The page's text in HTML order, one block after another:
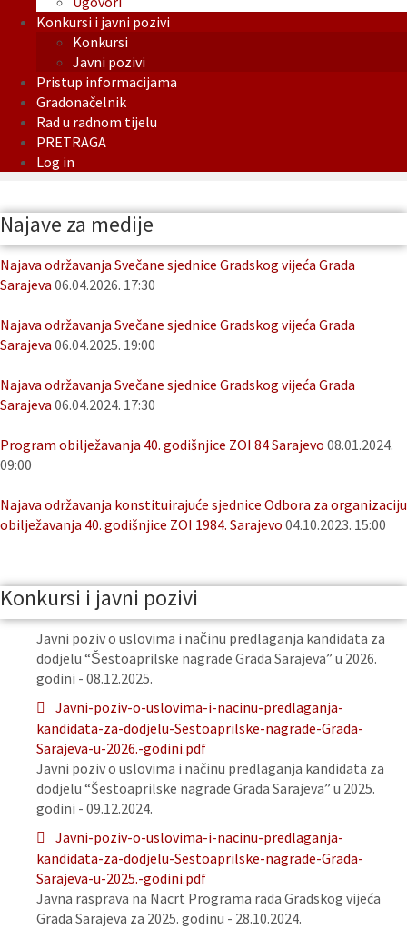
Konkursi i javni pozivi
Konkursi
Javni pozivi
Pristup informacijama
Gradonačelnik
Rad u radnom tijelu
PRETRAGA
Log in
Najave za medije
Najava održavanja Svečane sjednice Gradskog vijeća Grada
Sarajeva 06.04.2026. 17:30
Najava održavanja Svečane sjednice Gradskog vijeća Grada
Sarajeva 06.04.2025. 19:00
Najava održavanja Svečane sjednice Gradskog vijeća Grada
Sarajeva 06.04.2024. 17:30
Program obilježavanja 40. godišnjice ZOI 84 Sarajevo 08.01.2024.
09:00
Najava održavanja konstituirajuće sjednice Odbora za organizaciju
obilježavanja 40. godišnjice ZOI 1984. Sarajevo 04.10.2023. 15:00
Konkursi i javni pozivi
Javni poziv o uslovima i načinu predlaganja kandidata za
dodjelu “Šestoaprilske nagrade Grada Sarajeva” u 2026.
godini - 08.12.2025.
Javni-poziv-o-uslovima-i-nacinu-predlaganja-
kandidata-za-dodjelu-Sestoaprilske-nagrade-Grada-
Sarajeva-u-2026.-godini.pdf
Javni poziv o uslovima i načinu predlaganja kandidata za
dodjelu “Šestoaprilske nagrade Grada Sarajeva” u 2025.
godini - 09.12.2024.
Javni-poziv-o-uslovima-i-nacinu-predlaganja-
kandidata-za-dodjelu-Sestoaprilske-nagrade-Grada-
Sarajeva-u-2025.-godini.pdf
Javna rasprava na Nacrt Programa rada Gradskog vijeća
Grada Sarajeva za 2025. godinu - 28.10.2024.